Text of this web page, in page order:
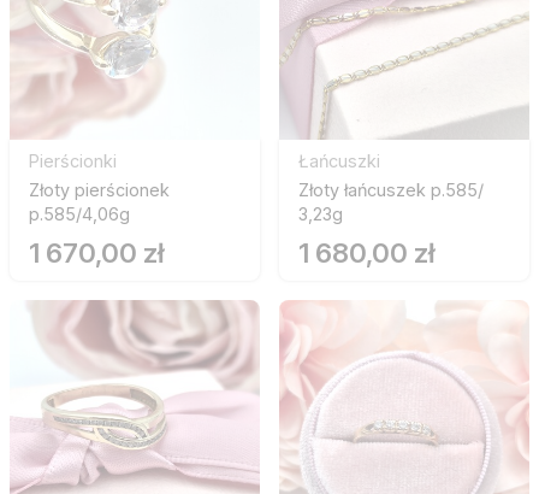
Pierścionki
Złoty pierścionek
p.585/4,06g
1 670,00 zł
Łańcuszki
Złoty łańcuszek p.585/
3,23g
1 680,00 zł